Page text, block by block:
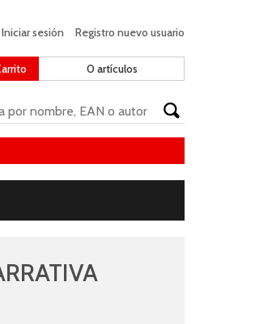
Iniciar sesión Registro nuevo usuario
0 artículos